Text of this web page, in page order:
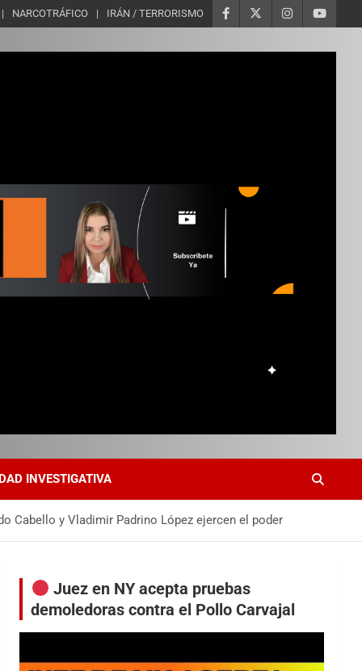
NARCOTRÁFICO IRÁN / TERRORISMO
INVESTIGATIVA
Cabello y Vladimir Padrino López ejercen el poder
Juez en NY acepta pruebas
demoledoras contra el Pollo Carvajal